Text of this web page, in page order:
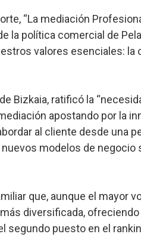
“La mediación
la política comercial de
valores esenciales: la
Bizkaia, ratificó la
apostando por la
al cliente desde una
modelos de negocio
que, aunque el mayor
diversificada,
segundo puesto en el